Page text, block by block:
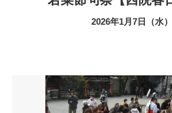
2026年1月7日（水）